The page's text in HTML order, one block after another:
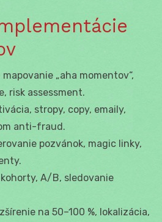
mapovanie „aha momentov“,
risk assessment.
stropy, copy, emaily,
anti-fraud.
pozvánok, magic linky,
kohorty, A/B, sledovanie
na 50–100 %, lokalizácia,